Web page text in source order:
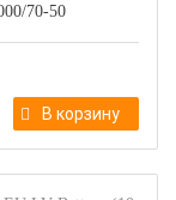
В корзину